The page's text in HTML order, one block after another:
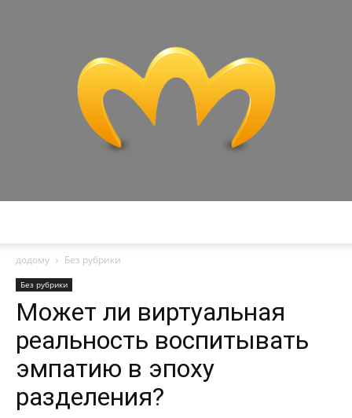
додому
Без рубрики
Без рубрики
Может ли виртуальная
реальность воспитывать
эмпатию в эпоху
разделения?